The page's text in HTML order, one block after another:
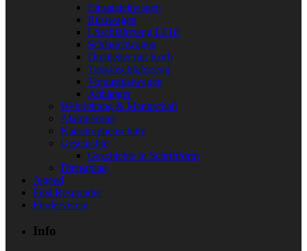
Einsatzleitwagen
Rüstwagen
Löschfahrzeug LF10
Schlauchwagen
Drehleiter mit Korb
Tanklöschfahrzeug
Vorausrüstwagen
Anhänger
Wehrleitung & Mannschaft
Alarmierung
Katastrophenschutz
Geschichte
Geschichte in Schriftform
Dienstplan
Jugend
First Responder
Förderverein
Info